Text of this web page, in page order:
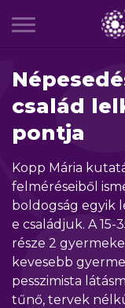
család
pontja
Kopp Mária
felméréseiből
boldogság egyik
e családjuk. A
része 2
kevesebb
pesszimista
tűnő, tervek